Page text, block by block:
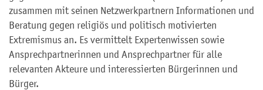
zusammen mit seinen Netzwerkpartnern Informationen und
Beratung gegen religiös und politisch motivierten
Extremismus an. Es vermittelt Expertenwissen sowie
Ansprechpartnerinnen und Ansprechpartner für alle
relevanten Akteure und interessierten Bürgerinnen und
Bürger.